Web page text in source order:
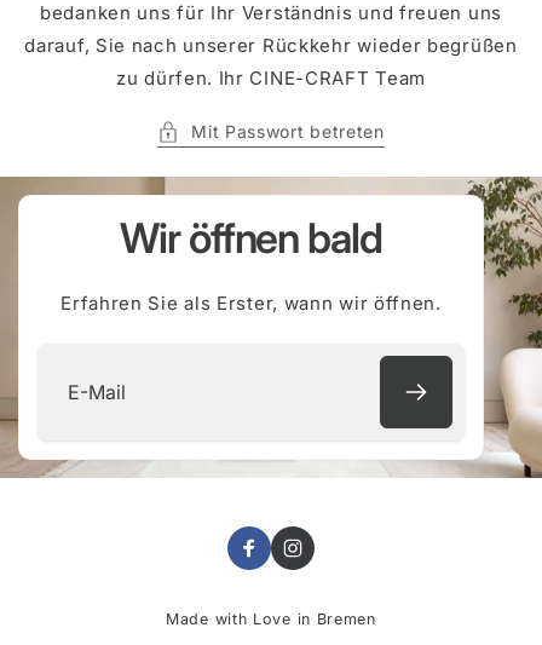
bedanken uns für Ihr Verständnis und freuen uns
darauf, Sie nach unserer Rückkehr wieder begrüßen
zu dürfen. Ihr CINE-CRAFT Team
Mit Passwort betreten
Wir öffnen bald
Erfahren Sie als Erster, wann wir öffnen.
Mail
FacebookInstagram
Made with Love in Bremen